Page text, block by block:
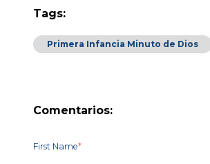
Tags:
Primera Infancia Minuto de Dios
Comentarios:
First Name*